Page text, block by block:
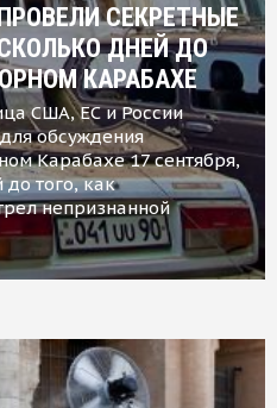
СЕКРЕТНЫЕ
ДНЕЙ ДО
КАРАБАХЕ
США, ЕС и России
обсуждения
Карабахе 17 сентября,
до того, как
непризнанной